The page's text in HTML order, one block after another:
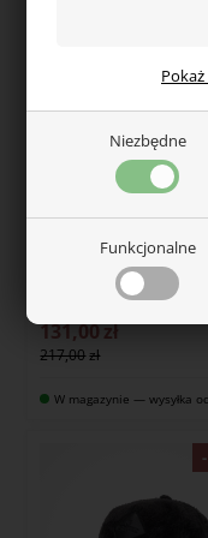
Niezbędne
Funkcjonalne
COVALLIERO
Covalliero
Active bluzka damska
długim rękawem
131,00zł
217,00
W magazynie — wysyłka